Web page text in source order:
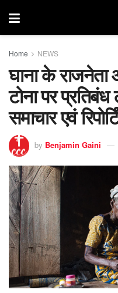
Home NEWS
घाना के राजनेता
टोना पर
समाचार एवं
by Benjamin Gaini